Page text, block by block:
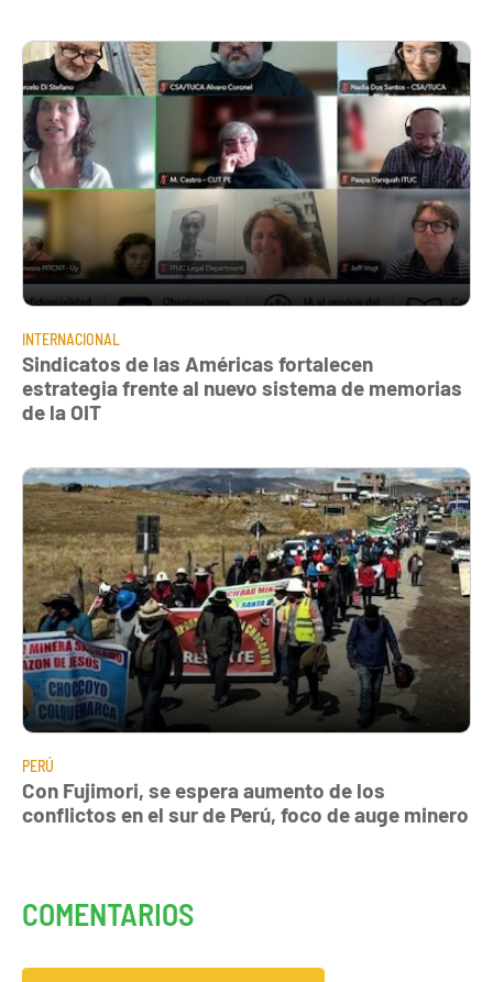
INTERNACIONAL
Sindicatos de las Américas fortalecen
estrategia frente al nuevo sistema de memorias
de la OIT
PERÚ
Con Fujimori, se espera aumento de los
conflictos en el sur de Perú, foco de auge minero
COMENTARIOS